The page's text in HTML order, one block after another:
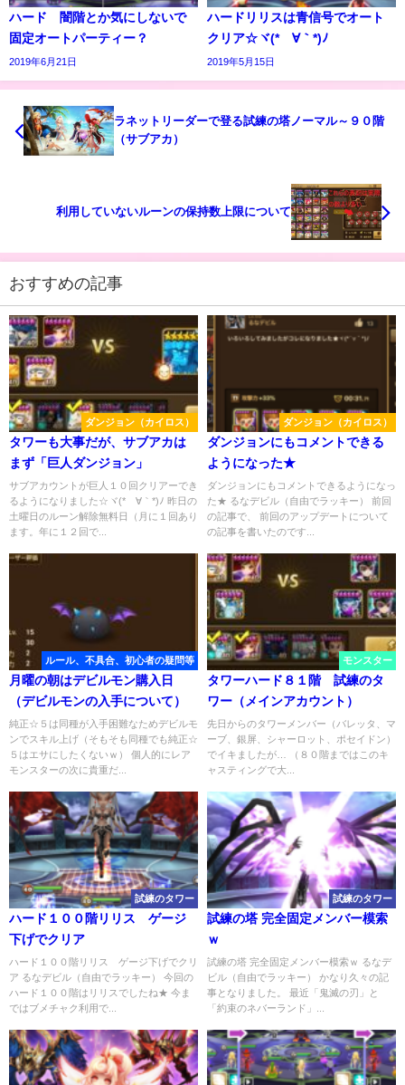
ハード 闇階とか気にしないで
固定オートパーティー？
2019年6月21日
ハードリリスは青信号でオート
クリア☆ヾ(*´∀｀*)ﾉ
2019年5月15日
ラネットリーダーで登る試練の塔ノーマル～９０階
（サブアカ）
利用していないルーンの保持数上限について
おすすめの記事
ダンジョン（カイロス）
タワーも大事だが、サブアカは
まず「巨人ダンジョン」
サブアカウントが巨人１０回クリアーでき
るようになりました☆ヾ(*´∀｀*)ﾉ 昨日の
土曜日のルーン解除無料日（月に１回あり
ます。年に１２回で...
ダンジョン（カイロス）
ダンジョンにもコメントできる
ようになった★
ダンジョンにもコメントできるようになっ
た★ るなデビル（自由でラッキー） 前回
の記事で、 前回のアップデートについて
の記事を書いたのです...
ルール、不具合、初心者の疑問等
月曜の朝はデビルモン購入日
（デビルモンの入手について）
純正☆５は同種が入手困難なためデビルモ
ンでスキル上げ（そもそも同種でも純正☆
５はエサにしたくないｗ） 個人的にレア
モンスターの次に貴重だ...
モンスター
タワーハード８１階 試練のタ
ワー（メインアカウント）
先日からのタワーメンバー（バレッタ、マ
ーブ、銀屏、シャーロット、ポセイドン）
でイキましたが… （８０階まではこのキ
ャスティングで大...
試練のタワー
ハード１００階リリス ゲージ
下げでクリア
ハード１００階リリス ゲージ下げでクリ
ア るなデビル（自由でラッキー） 今回の
ハード１００階はリリスでしたね★ 今ま
ではブメチャク利用で...
試練のタワー
試練の塔 完全固定メンバー模索
ｗ
試練の塔 完全固定メンバー模索ｗ るなデ
ビル（自由でラッキー） かなり久々の記
事となりました。 最近「鬼滅の刃」と
「約束のネバーランド」...